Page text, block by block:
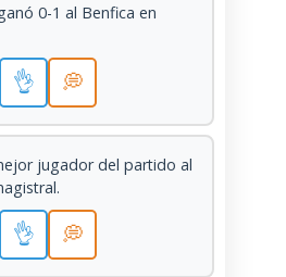
0-1 al Benfica en
👌 💭
jugador del partido al
👌 💭